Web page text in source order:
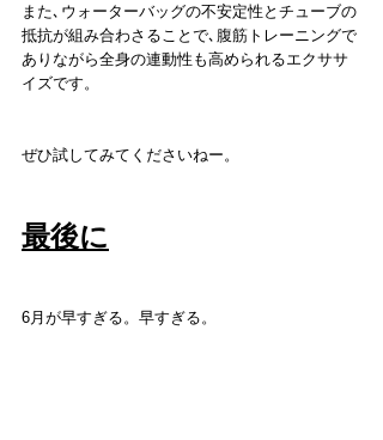
また､ウォーターバッグの不安定性とチューブの
抵抗が組み合わさることで､腹筋トレーニングで
ありながら全身の連動性も高められるエクササ
イズです。
ぜひ試してみてくださいねー。
最後に
6月が早すぎる。早すぎる。